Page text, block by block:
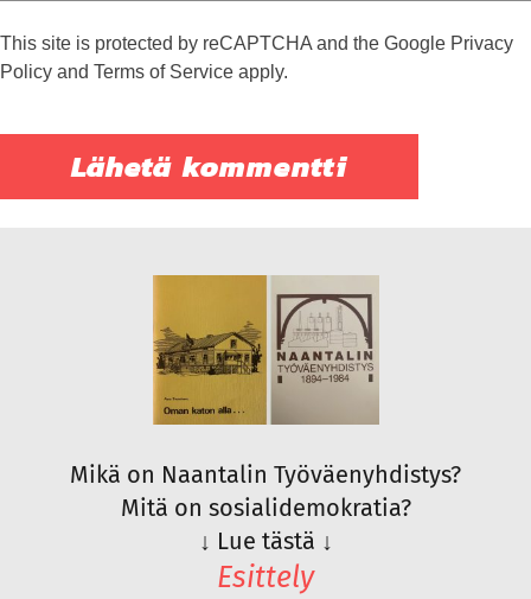
This site is protected by reCAPTCHA and the Google Privacy
Policy and Terms of Service apply.
Mikä on Naantalin Työväenyhdistys?
Mitä on sosialidemokratia?
↓ Lue tästä ↓
Esittely